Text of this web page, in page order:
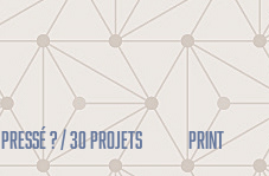
Pressé ? / 30 projets PRINT